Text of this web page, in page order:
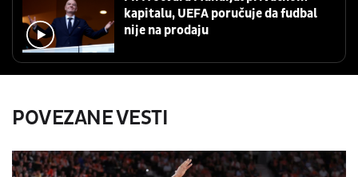
kapitalu, UEFA poručuje da fudbal
nije na prodaju
POVEZANE VESTI